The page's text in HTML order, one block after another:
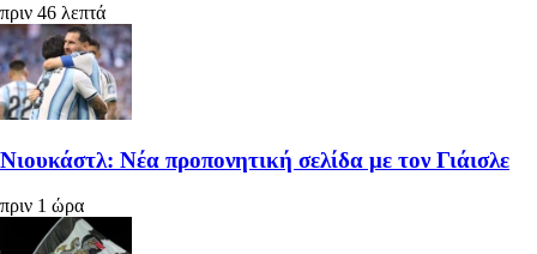
πριν 46 λεπτά
Νιουκάστλ: Νέα προπονητική σελίδα με τον Γιάισλε
πριν 1 ώρα